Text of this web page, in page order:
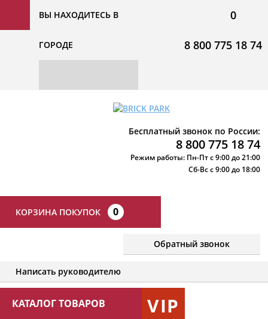
ВЫ НАХОДИТЕСЬ В
ГОРОДЕ
0
8 800 775 18 74
Бесплатный звонок по России:
8 800 775 18 74
Режим работы: Пн-Пт с 9:00 до 21:00
Сб-Вс с 9:00 до 18:00
КОРЗИНА ПОКУПОК 0
Обратный звонок
Написать руководителю
КАТАЛОГ ТОВАРОВ VIP